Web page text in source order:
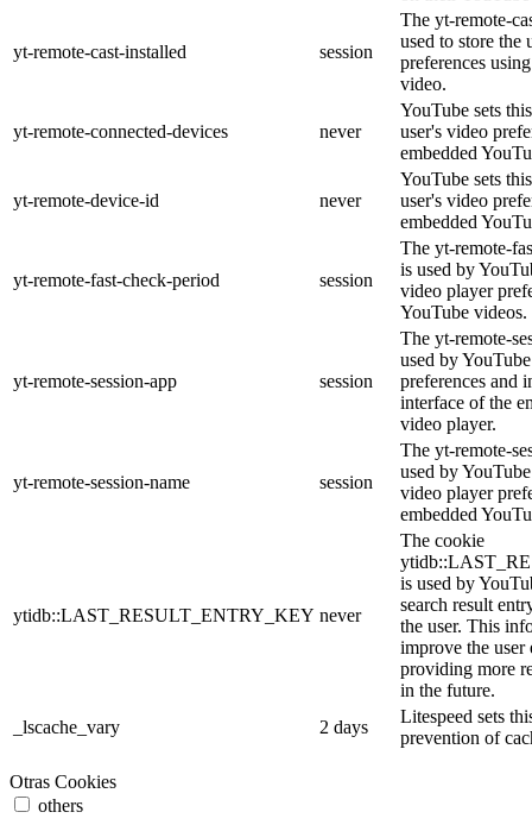
yt-remote-cast-installed session
The yt-remote-
used to store the
preferences
video.
yt-remote-connected-devices never
YouTube sets
user's video
embedded
yt-remote-device-id never
YouTube sets
user's video
embedded
yt-remote-fast-check-period session
The yt-remote-
is used by
video player
YouTube videos.
yt-remote-session-app session
The yt-remote-
used by
preferences and
interface of the
video player.
yt-remote-session-name session
The yt-remote-
used by
video player
embedded
ytidb::LAST_RESULT_ENTRY_KEY never
The cookie
is used by
search result
the user. This
improve the user
providing more
in the future.
_lscache_vary
2 days
Litespeed sets
prevention of
Otras Cookies
others